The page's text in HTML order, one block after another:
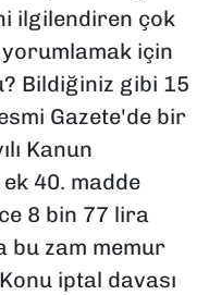
ilgilendiren çok
için
Bildiğiniz gibi 15
Gazete'de bir
Kanun
40. madde
8 bin 77 lira
bu zam memur
iptal davası